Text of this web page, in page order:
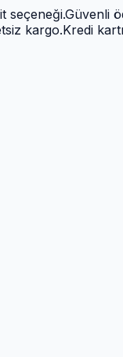
Güvenli
Kredi kartına